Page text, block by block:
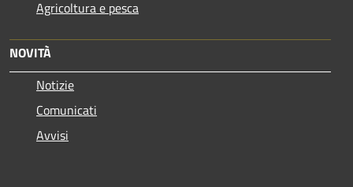
Agricoltura e pesca
NOVITÀ
Notizie
Comunicati
Avvisi